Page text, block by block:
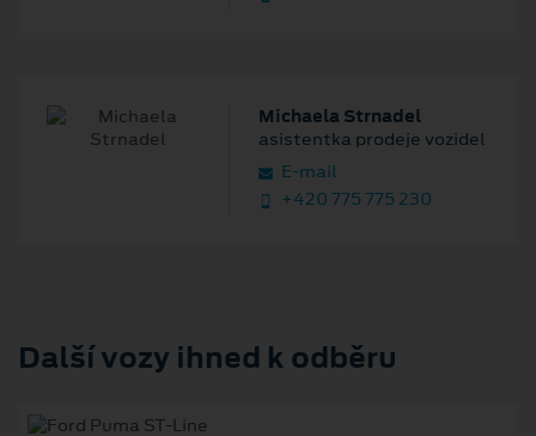
Michaela Strnadel
asistentka prodeje vozidel
E‑mail
+420 775 775 230
Další vozy ihned k odběru